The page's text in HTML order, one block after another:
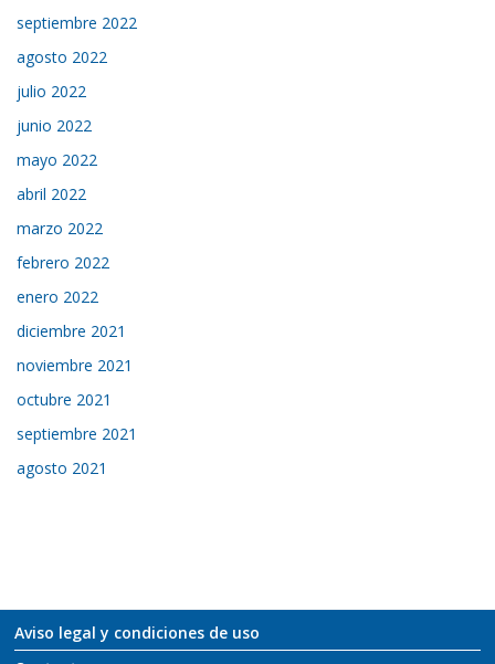
septiembre 2022
agosto 2022
julio 2022
junio 2022
mayo 2022
abril 2022
marzo 2022
febrero 2022
enero 2022
diciembre 2021
noviembre 2021
octubre 2021
septiembre 2021
agosto 2021
Aviso legal y condiciones de uso